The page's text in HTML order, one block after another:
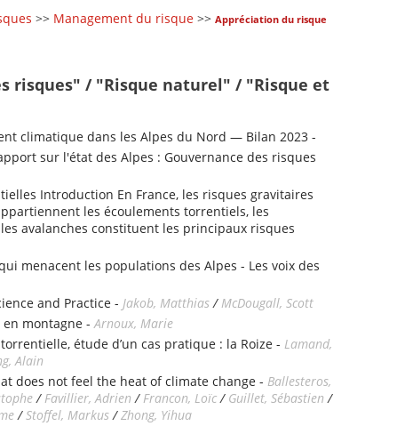
>> Management du risque >> Appréciation du risque
risques" / "Risque naturel" / "Risque et
climatique dans les Alpes du Nord — Bilan 2023 -
sur l'état des Alpes : Gouvernance des risques
Introduction En France, les risques gravitaires
les écoulements torrentiels, les
avalanches constituent les principaux risques
menacent les populations des Alpes - Les voix des
and Practice - Jakob, Matthias/McDougall, Scott
en montagne -Arnoux, Marie
étude d’un cas pratique : la Roize - Lamand,
Alain
does not feel the heat of climate change - Ballesteros,
/ Favillier, Adrien / Francon, Loïc/ Guillet, Sébastien /
/Stoffel, Markus/Zhong, Yihua